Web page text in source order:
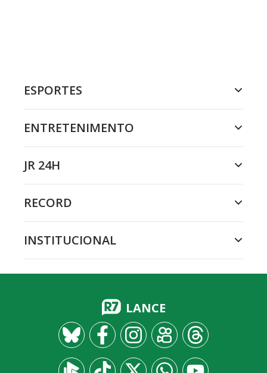
ESPORTES
ENTRETENIMENTO
JR 24H
RECORD
INSTITUCIONAL
LANCE